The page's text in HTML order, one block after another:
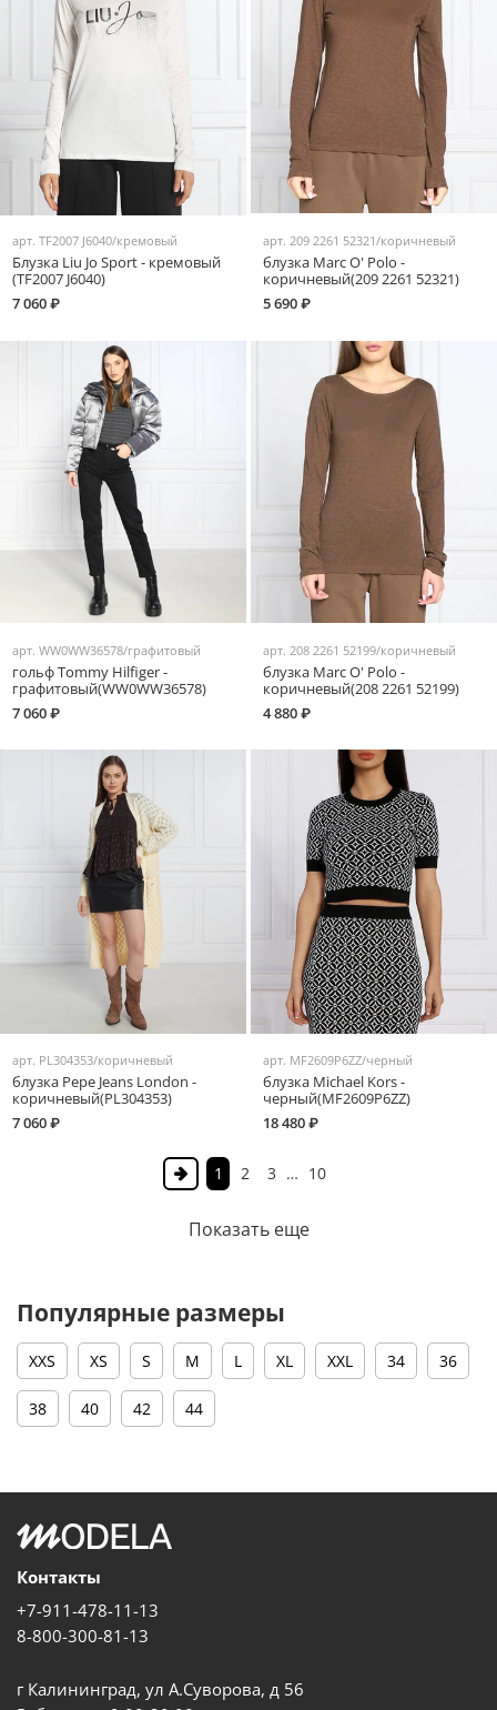
арт.TF2007 J6040/кремовый
Блузка Liu Jo Sport - кремовый
(TF2007 J6040)
7 060 ₽
арт. 209 2261 52321/коричневый
блузка Marc O' Polo -
коричневый(209 2261 52321)
5 690 ₽
арт.WW0WW36578/графитовый
гольф Tommy Hilfiger -
графитовый(WW0WW36578)
7 060 ₽
арт. 208 2261 52199/коричневый
блузка Marc O' Polo -
коричневый(208 2261 52199)
4 880 ₽
арт. PL304353/коричневый
блузка Pepe Jeans London -
коричневый(PL304353)
7 060 ₽
арт. MF2609P6ZZ/черный
блузка Michael Kors -
черный(MF2609P6ZZ)
18 480 ₽
1 2 3 … 10
Показать еще
Популярные размеры
XXS XS S M L XL XXL 34 36
38 40 42 44
Контакты
+7-911-478-11-13
8-800-300-81-13
г Калининград, ул А.Суворова, д 56